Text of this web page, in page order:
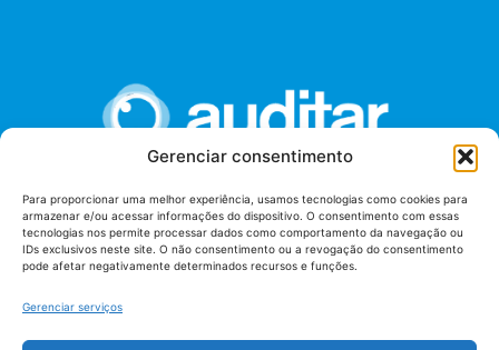
Gerenciar consentimento
Para proporcionar uma melhor experiência, usamos tecnologias como cookies para
armazenar e/ou acessar informações do dispositivo. O consentimento com essas
tecnologias nos permite processar dados como comportamento da navegação ou
IDs exclusivos neste site. O não consentimento ou a revogação do consentimento
pode afetar negativamente determinados recursos e funções.
Gerenciar serviços
União dos Auditores Federais de Controle Externo -
AUDITAR
Setor de Administração Federal Sul (SAF/Sul), Qd. 04, Lt. 01
Tribunal de Contas da União (TCU), Subsolo, Sala S04